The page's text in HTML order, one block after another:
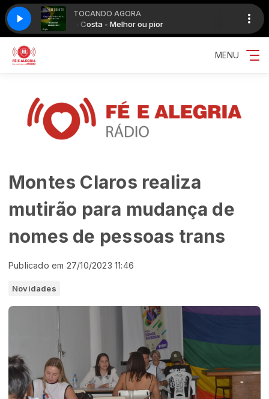
TOCANDO AGORA
Eduardo Costa - Melhor ou pior Eduardo
MENU
Montes Claros realiza
mutirão para mudança de
nomes de pessoas trans
Publicado em 27/10/2023 11:46
Novidades